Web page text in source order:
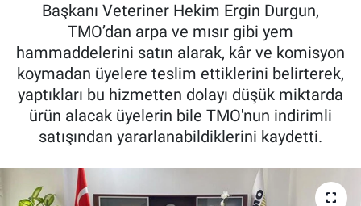
Başkanı Veteriner Hekim Ergin Durgun,
TMO’dan arpa ve mısır gibi yem
hammaddelerini satın alarak, kâr ve komisyon
koymadan üyelere teslim ettiklerini belirterek,
yaptıkları bu hizmetten dolayı düşük miktarda
ürün alacak üyelerin bile TMO'nun indirimli
satışından yararlanabildiklerini kaydetti.
Tarım Kredi Kooperatifleri
Pankobirlik
Et fiyatları
Tarım Bilgisi
Yetiştirici Soruyor